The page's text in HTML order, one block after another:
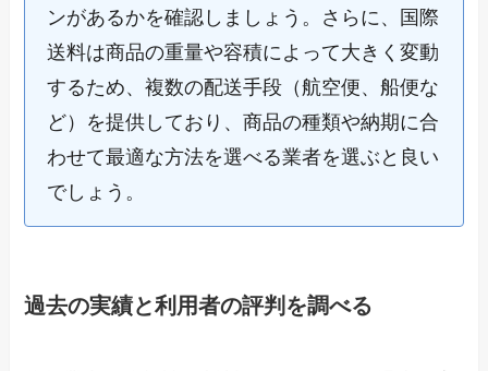
ンがあるかを確認しましょう。さらに、国際
送料は商品の重量や容積によって大きく変動
するため、複数の配送手段（航空便、船便な
ど）を提供しており、商品の種類や納期に合
わせて最適な方法を選べる業者を選ぶと良い
でしょう。
過去の実績と利用者の評判を調べる